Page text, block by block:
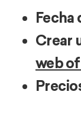
Fecha
Crear
web